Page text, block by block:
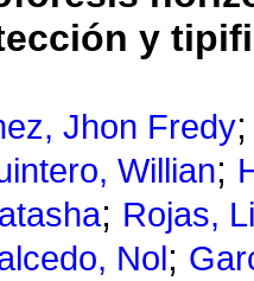
y
Jhon Fredy
Willian;
; Rojas,
Nol ;